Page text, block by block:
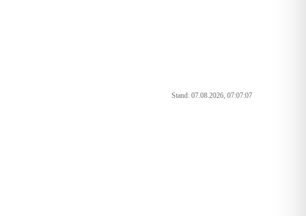
Stand: 07.08.2026, 07:07:07